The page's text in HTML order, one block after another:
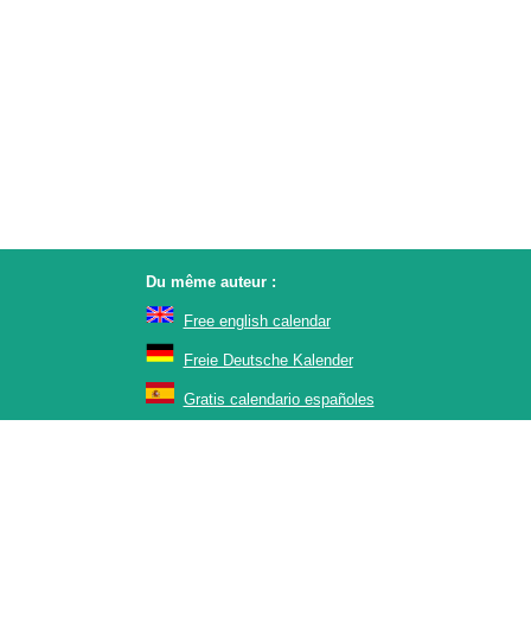
Du même auteur :
Free english calendar
Freie Deutsche Kalender
Gratis calendario españoles